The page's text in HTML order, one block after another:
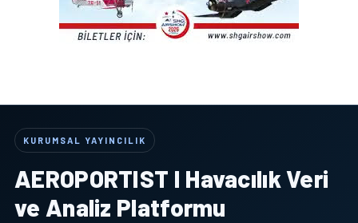
KURUMSAL YAYINCILIK
AEROPORTIST I Havacılık Veri
ve Analiz Platformu